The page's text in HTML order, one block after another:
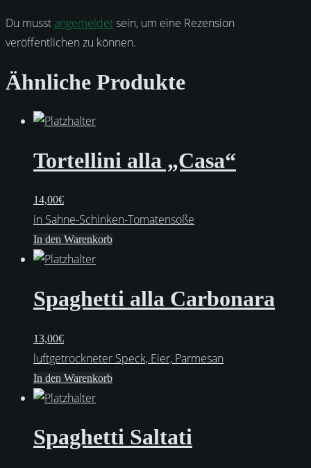
Du musst angemeldetsein, um eine Rezension
veröffentlichen zu können.
Ähnliche Produkte
Tortellini alla „Casa“
14,00€
in Sahne-Schinken-Tomatensoße
In den Warenkorb
Spaghetti alla Carbonara
13,00€
luftgetrockneter Speck, Eier, Parmesan
In den Warenkorb
Spaghetti Saltati